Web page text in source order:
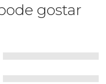
gostar